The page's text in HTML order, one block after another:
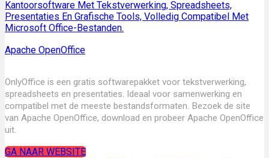
Apache OpenOffice
OnlyOffice is een gratis softwarepakket voor tekstverwerking,
spreadsheets en presentaties. Ideaal voor samenwerking en
compatibel met de meeste bestandsformaten. Bezoek de site
van Apache OpenOffice, download en probeer Apache OpenOffice
uit.
GA NAAR WEBSITE